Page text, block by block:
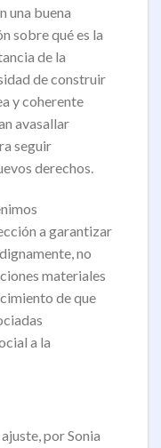
una buena
sobre qué es la
de la
de construir
y coherente
avasallar
seguir
derechos.
a garantizar
no
materiales
de que
a la
por Sonia